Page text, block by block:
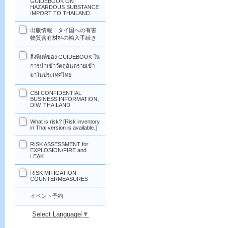
HAZARDOUS SUBSTANCE
IMPORT TO THAILAND.
出版情報：タイ国への有害
物質含有材料の輸入手続き
สิ่งพิมพ์ของ GUIDEBOOK ใน
การนำเข้าวัตถุอันตรายเข้า
มาในประเทศไทย
CBI:CONFIDENTIAL
BUSINESS INFORMATION,
DIW, THAILAND
What is risk? [Risk inventory
in Thai version is available.]
RISK ASSESSMENT for
EXPLOSION/FIRE and
LEAK
RISK MITIGATION
COUNTERMEASURES
イベント予約
Select Language ▼